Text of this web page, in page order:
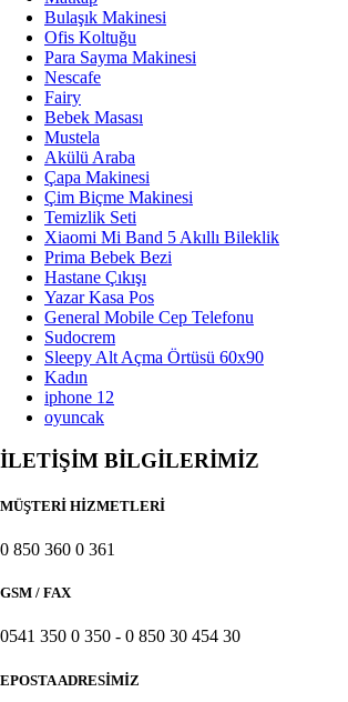
El Aletleri
Aydınlatma
Elektrik ve Tesisat Malzemeleri
Banyo Ve Mutfak Vitrifiye
Banyo Ürünleri
Hırdavat Ürünleri
Güvenlik Ürünleri
Boya ve Boya Malzemeleri
Oto Aksesuar
Oto Lastik Ve Jant
Motosiklet, Utv Ve Atv
Bulaşık Makinesi
Ofis Koltuğu
Para Sayma Makinesi
Nescafe
Fairy
Bebek Masası
Mustela
Akülü Araba
Çapa Makinesi
Çim Biçme Makinesi
Temizlik Seti
Xiaomi Mi Band 5 Akıllı Bileklik
Prima Bebek Bezi
Hastane Çıkışı
Yazar Kasa Pos
General Mobile Cep Telefonu
Sudocrem
Sleepy Alt Açma Örtüsü 60x90
Kadın
iphone 12
oyuncak
İLETİŞİM BİLGİLERİMİZ
MÜŞTERİ HİZMETLERİ
0 850 360 0 361
GSM / FAX
0541 350 0 350 - 0 850 30 454 30
EPOSTA ADRESİMİZ